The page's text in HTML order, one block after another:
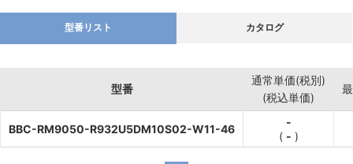
型番リスト カタログ
型番
通常単価(税別)
(税込単価)
BBC-RM9050-R932U5DM10S02-W11-46
-
( - )